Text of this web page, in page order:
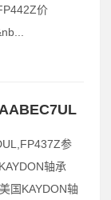
价
参
轴承
国KAYDON轴